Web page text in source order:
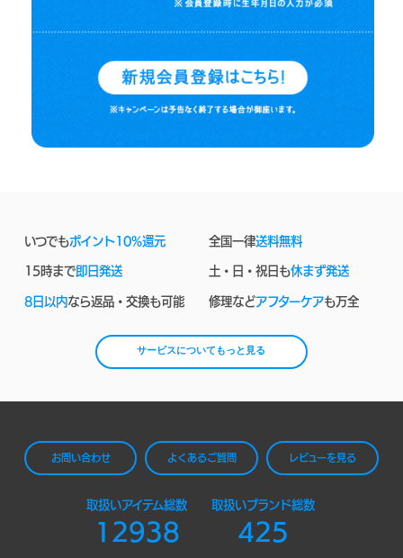
いつでもポイント10%還元 全国一律送料無料
15時まで即日発送 土・日・祝日も休まず発送
8日以内なら返品・交換も可能 修理などアフターケアも万全
サービスについてもっと見る
お問い合わせ よくあるご質問 レビューを見る
取扱いアイテム総数
12938
取扱いブランド総数
425